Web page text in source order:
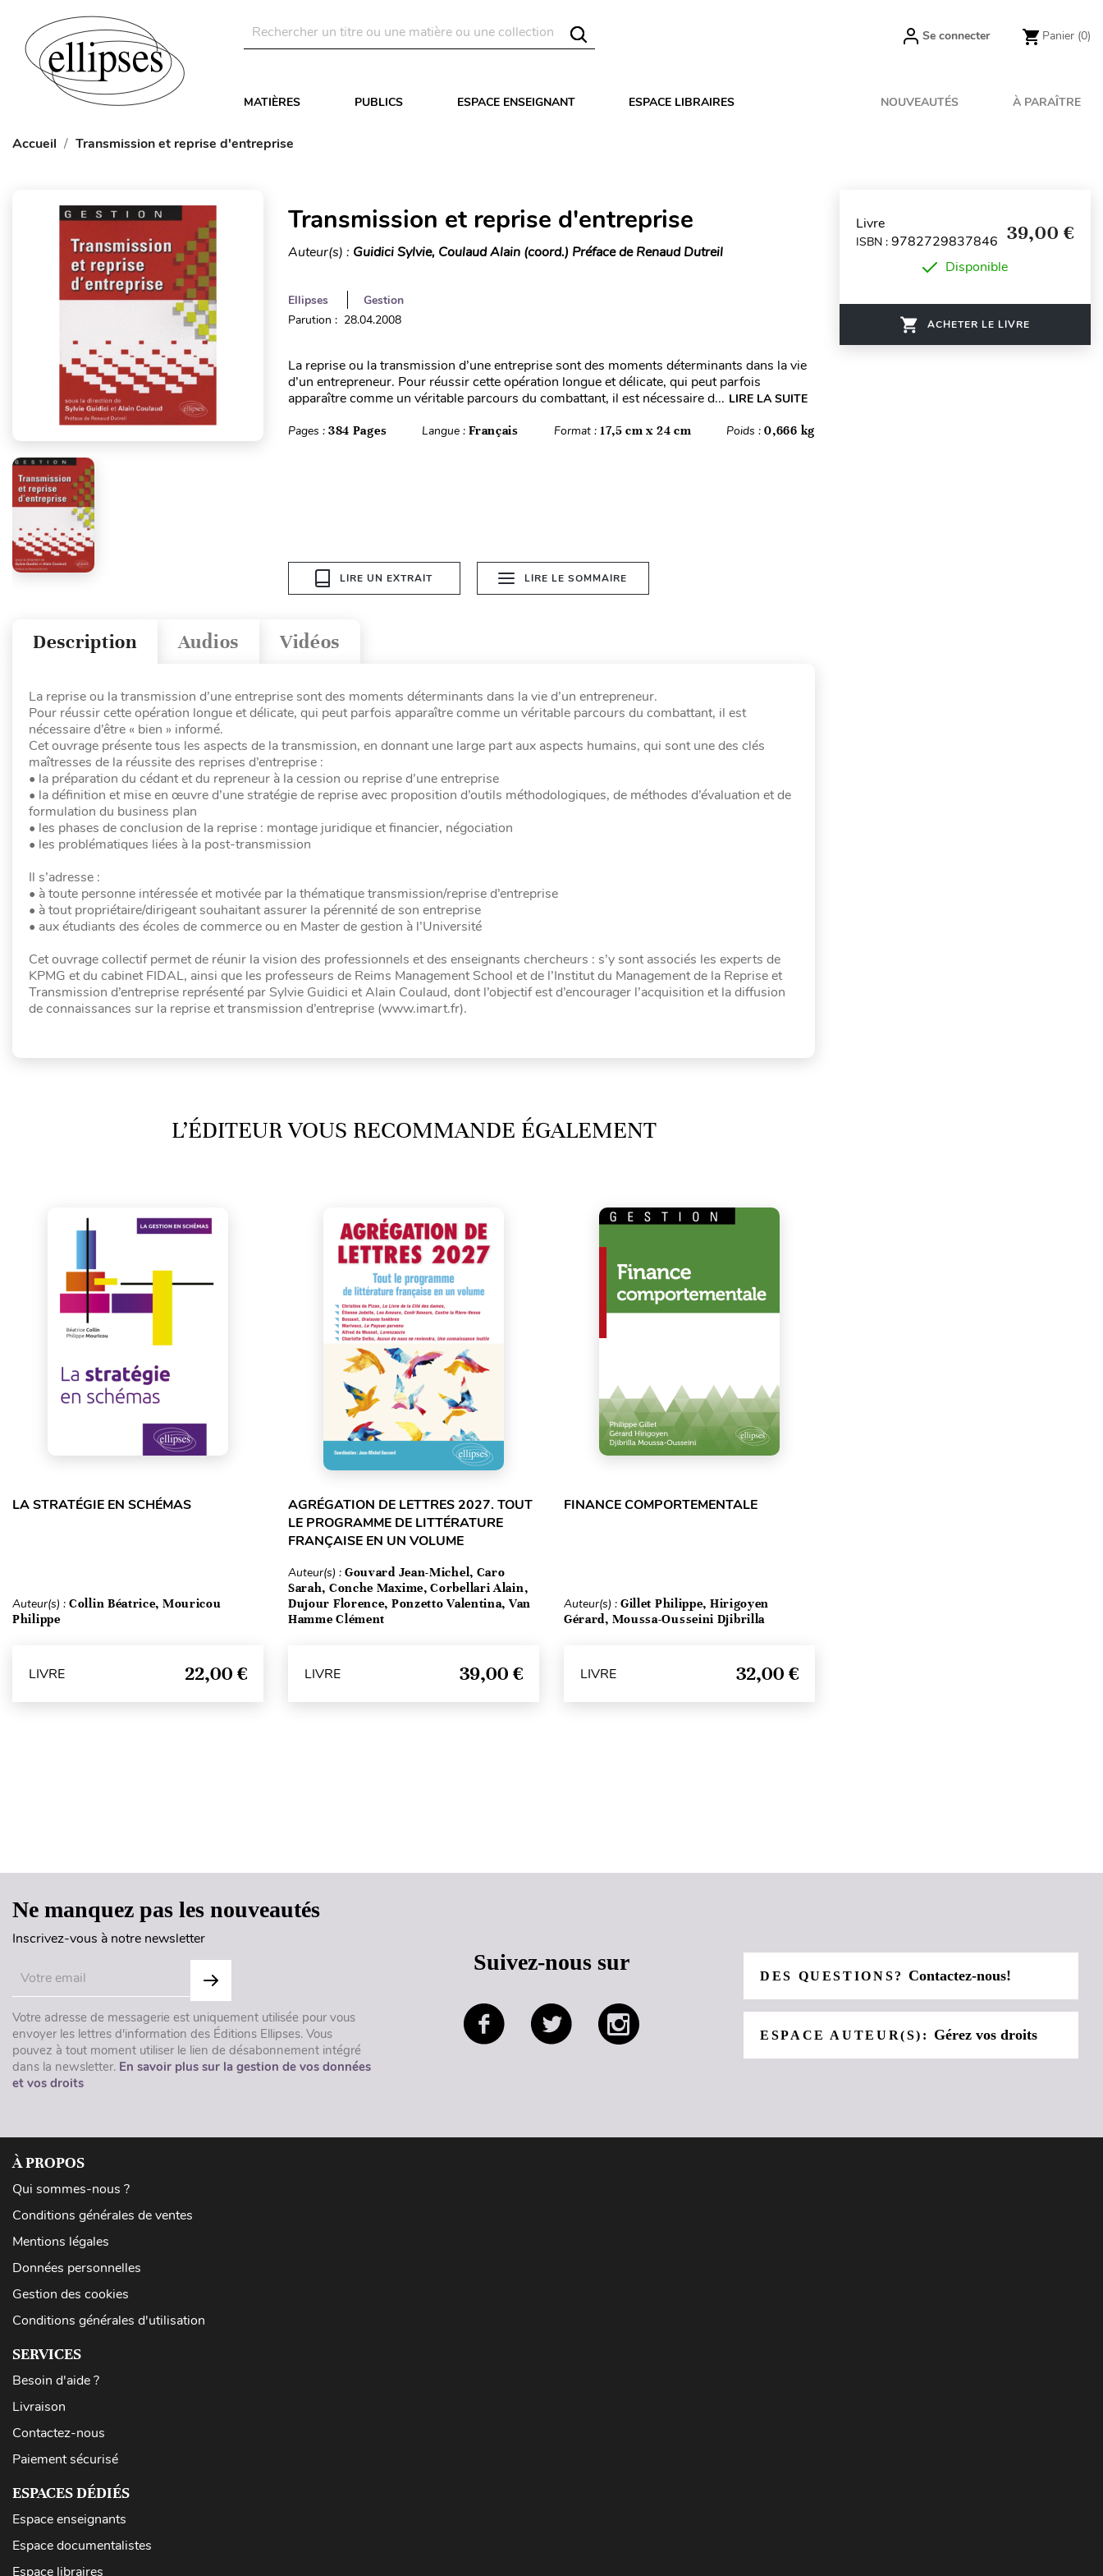
Se connecter Panier (0)
MATIÈRES PUBLICS ESPACE ENSEIGNANT ESPACE LIBRAIRES NOUVEAUTÉS À PARAÎTRE
Accueil Transmission et reprise d'entreprise
Transmission et reprise d'entreprise
Auteur(s) : Guidici Sylvie, Coulaud Alain (coord.) Préface de Renaud Dutreil
Ellipses
Gestion
Parution : 28.04.2008
La reprise ou la transmission d’une entreprise sont des moments déterminants dans la vie
d’un entrepreneur. Pour réussir cette opération longue et délicate, qui peut parfois
apparaître comme un véritable parcours du combattant, il est nécessaire d... LIRE LA SUITE
Pages : 384 Pages Langue :Français Format : 17,5 cm x 24 cm Poids :0,666 kg
LIRE UN EXTRAIT LIRE LE SOMMAIRE
Vidéos
Audios
Description
La reprise ou la transmission d’une entreprise sont des moments déterminants dans la vie d’un entrepreneur.
Pour réussir cette opération longue et délicate, qui peut parfois apparaître comme un véritable parcours du combattant, il est
nécessaire d’être « bien » informé.
Cet ouvrage présente tous les aspects de la transmission, en donnant une large part aux aspects humains, qui sont une des clés
maîtresses de la réussite des reprises d’entreprise :
• la préparation du cédant et du repreneur à la cession ou reprise d’une entreprise
• la définition et mise en œuvre d’une stratégie de reprise avec proposition d’outils méthodologiques, de méthodes d’évaluation et de
formulation du business plan
• les phases de conclusion de la reprise : montage juridique et financier, négociation
• les problématiques liées à la post-transmission
Il s’adresse :
• à toute personne intéressée et motivée par la thématique transmission/reprise d’entreprise
• à tout propriétaire/dirigeant souhaitant assurer la pérennité de son entreprise
• aux étudiants des écoles de commerce ou en Master de gestion à l’Université
Cet ouvrage collectif permet de réunir la vision des professionnels et des enseignants chercheurs : s’y sont associés les experts de
KPMG et du cabinet FIDAL, ainsi que les professeurs de Reims Management School et de l’Institut du Management de la Reprise et
Transmission d’entreprise représenté par Sylvie Guidici et Alain Coulaud, dont l’objectif est d’encourager l’acquisition et la diffusion
de connaissances sur la reprise et transmission d’entreprise (www.imart.fr).
L’ÉDITEUR VOUS RECOMMANDE ÉGALEMENT
LA STRATÉGIE EN SCHÉMAS
Auteur(s) : Collin Béatrice, Mouricou
Philippe
LIVRE 22,00 €
AGRÉGATION DE LETTRES 2027. TOUT
LE PROGRAMME DE LITTÉRATURE
FRANÇAISE EN UN VOLUME
Auteur(s) : Gouvard Jean-Michel, Caro
Sarah, Conche Maxime, Corbellari Alain,
Dujour Florence, Ponzetto Valentina, Van
Hamme Clément
LIVRE 39,00 €
FINANCE COMPORTEMENTALE
Auteur(s) : Gillet Philippe, Hirigoyen
Gérard, Moussa-Ousseini Djibrilla
LIVRE 32,00 €
Livre
ISBN : 9782729837846 39,00 €
Disponible
ACHETER LE LIVRE
Ne manquez pas les nouveautés
Inscrivez-vous à notre newsletter
Votre adresse de messagerie est uniquement utilisée pour vous
envoyer les lettres d'information des Éditions Ellipses. Vous
pouvez à tout moment utiliser le lien de désabonnement intégré
dans la newsletter. En savoir plus sur la gestion de vos données
et vos droits
Suivez-nous sur
DES QUESTIONS?Contactez-nous!
ESPACE AUTEUR(S): Gérez vos droits
À PROPOS
Qui sommes-nous ?
Conditions générales de ventes
Mentions légales
Données personnelles
Gestion des cookies
Conditions générales d'utilisation
SERVICES
Besoin d'aide ?
Livraison
Contactez-nous
Paiement sécurisé
ESPACES DÉDIÉS
Espace enseignants
Espace documentalistes
Espace libraires